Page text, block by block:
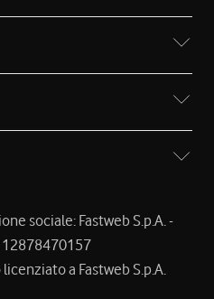
sociale: Fastweb S.p.A. -
12878470157
a Fastweb S.p.A.